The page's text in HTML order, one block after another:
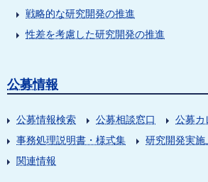
戦略的な研究開発の推進
性差を考慮した研究開発の推進
公募情報
公募情報検索 公募相談窓口 公募カ
事務処理説明書・様式集
研究開発実
関連情報